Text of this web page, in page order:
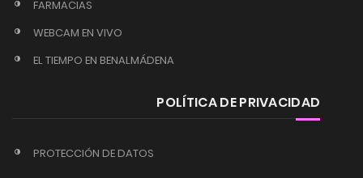
FARMACIAS
WEBCAM EN VIVO
EL TIEMPO EN BENALMÁDENA
POLÍTICA DE PRIVACIDAD
PROTECCIÓN DE DATOS